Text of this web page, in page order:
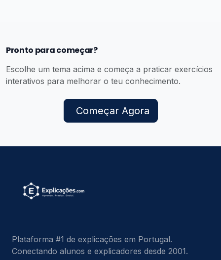
Pronto para começar?
Escolhe um tema acima e começa a praticar exercícios
interativos para melhorar o teu conhecimento.
Começar Agora
Plataforma #1 de explicações em Portugal.
Conectando alunos e explicadores desde 2001.